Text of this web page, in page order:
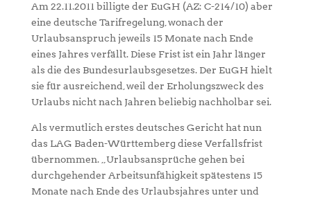
Am 22.11.2011 billigte der EuGH (AZ: C-214/10) aber
eine deutsche Tarifregelung, wonach der
Urlaubsanspruch jeweils 15 Monate nach Ende
eines Jahres verfällt. Diese Frist ist ein Jahr länger
als die des Bundesurlaubsgesetzes. Der EuGH hielt
sie für ausreichend, weil der Erholungszweck des
Urlaubs nicht nach Jahren beliebig nachholbar sei.
Als vermutlich erstes deutsches Gericht hat nun
das LAG Baden-Württemberg diese Verfallsfrist
übernommen. „Urlaubsansprüche gehen bei
durchgehender Arbeitsunfähigkeit spätestens 15
Monate nach Ende des Urlaubsjahres unter und